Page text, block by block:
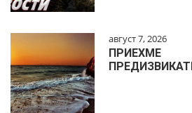
август 7, 2026
ПРИЕХМЕ